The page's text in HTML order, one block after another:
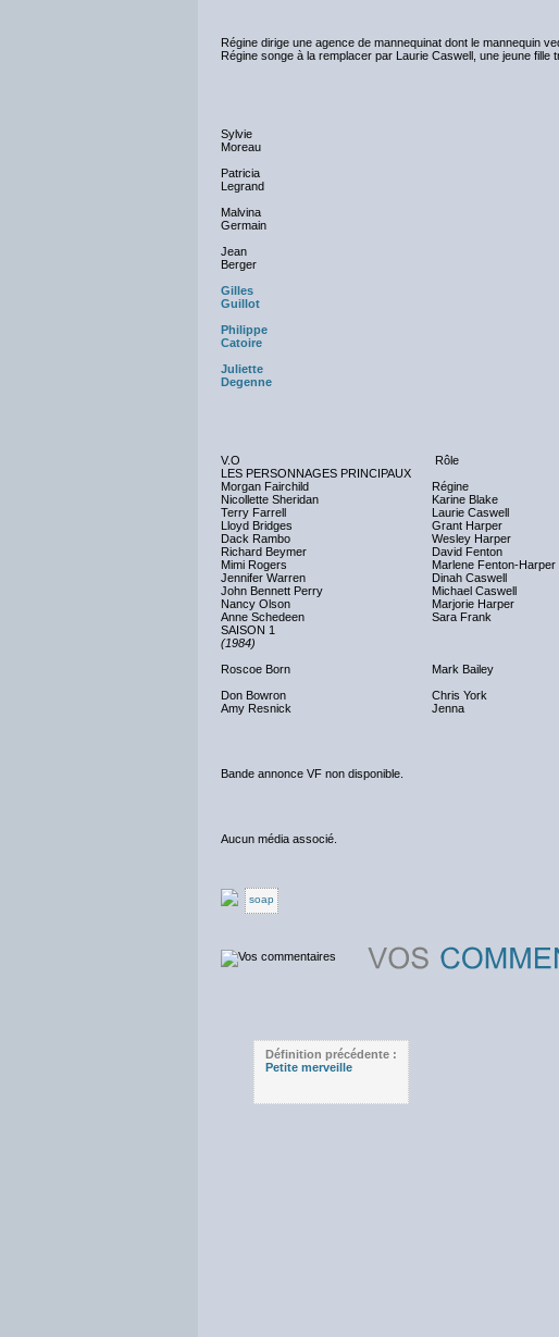
Régine dirige une agence de mannequinat dont le mannequin
Régine songe à la remplacer par Laurie Caswell, une jeune fille
Sylvie
Moreau
Patricia
Legrand
Malvina
Germain
Jean
Berger
Gilles
Guillot
Philippe
Catoire
Juliette
Degenne
V.O Rôle
LES PERSONNAGES PRINCIPAUX
Morgan Fairchild
Régine
Nicollette Sheridan
Karine Blake
Terry Farrell
Laurie Caswell
Lloyd Bridges
Grant Harper
Dack Rambo
Wesley Harper
Richard Beymer
David Fenton
Mimi Rogers
Marlene Fenton-Harper
Jennifer Warren
Dinah Caswell
John Bennett Perry
Michael Caswell
Nancy Olson
Marjorie Harper
Anne Schedeen
Sara Frank
SAISON 1
(1984)
Roscoe Born
Mark Bailey
Don Bowron
Chris York
Amy Resnick
Jenna
Bande annonce VF non disponible.
Aucun média associé.
soap
Définition précédente :
Petite merveille